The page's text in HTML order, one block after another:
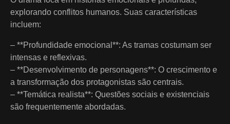
explorando conflitos humanos. Suas características
incluem:
– **Profundidade emocional**: As tramas costumam ser
intensas e reflexivas.
– **Desenvolvimento de personagens**: O crescimento e
a transformação dos protagonistas são centrais.
– **Temática realista**: Questões sociais e existenciais
são frequentemente abordadas.